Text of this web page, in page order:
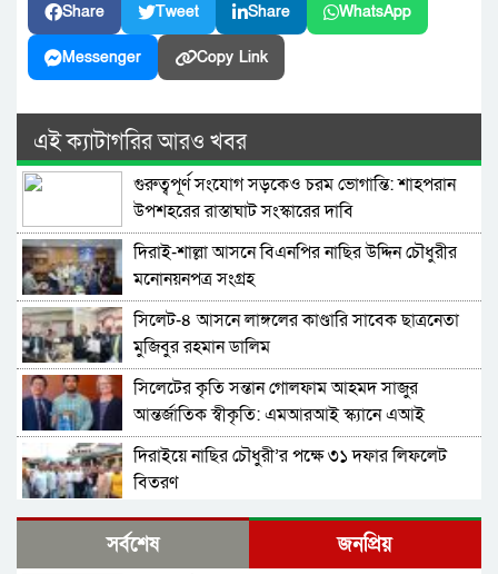
Share Tweet Share WhatsApp
Messenger Copy Link
এই ক্যাটাগরির আরও খবর
গুরুত্বপূর্ণ সংযোগ সড়কেও চরম ভোগান্তি: শাহপরান
উপশহরের রাস্তাঘাট সংস্কারের দাবি
দিরাই-শাল্লা আসনে বিএনপির নাছির উদ্দিন চৌধুরীর
মনোনয়নপত্র সংগ্রহ
সিলেট-৪ আসনে লাঙ্গলের কাণ্ডারি সাবেক ছাত্রনেতা
মুজিবুর রহমান ডালিম
সিলেটের কৃতি সন্তান গোলফাম আহমদ সাজুর
আন্তর্জাতিক স্বীকৃতি: এমআরআই স্ক্যানে এআই
প্রয়োগে পিএইচডি অর্জন
দিরাইয়ে নাছির চৌধুরী’র পক্ষে ৩১ দফার লিফলেট
বিতরণ
কোম্পানীগঞ্জে বিএনপির ‘রাষ্ট্র কাঠামো মেরামত’ ৩১
দফার লিফলেট বিতরণ ও গণসংযোগ
সর্বশেষ জনপ্রিয়